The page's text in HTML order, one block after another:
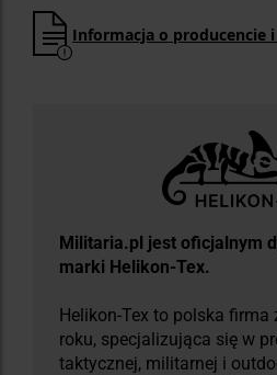
Informacja o producencie
Militaria.pl jest oficjalnym
marki Helikon-Tex.
Helikon-Tex to polska firma
roku, specjalizująca się w
taktycznej, militarnej i